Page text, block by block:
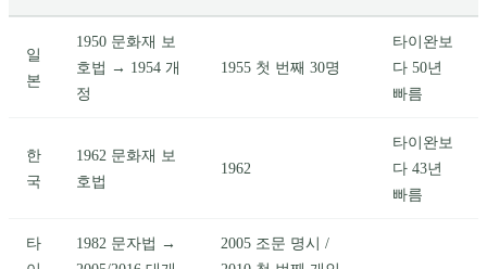
일
본
1950 문화재 보
호법 → 1954 개
정
1955 첫 번째 30명
타이완보
다 50년
빠름
한
국
1962 문화재 보
호법
1962
타이완보
다 43년
빠름
타
1982 문자법 →
2005 조문 명시 /